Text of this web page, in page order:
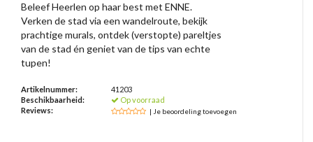
Beleef Heerlen op haar best met ENNE.
Verken de stad via een wandelroute, bekijk
prachtige murals, ontdek (verstopte) pareltjes
van de stad én geniet van de tips van echte
tupen!
Artikelnummer:
41203
Beschikbaarheid:
Op voorraad
Reviews:
| Je beoordeling toevoegen